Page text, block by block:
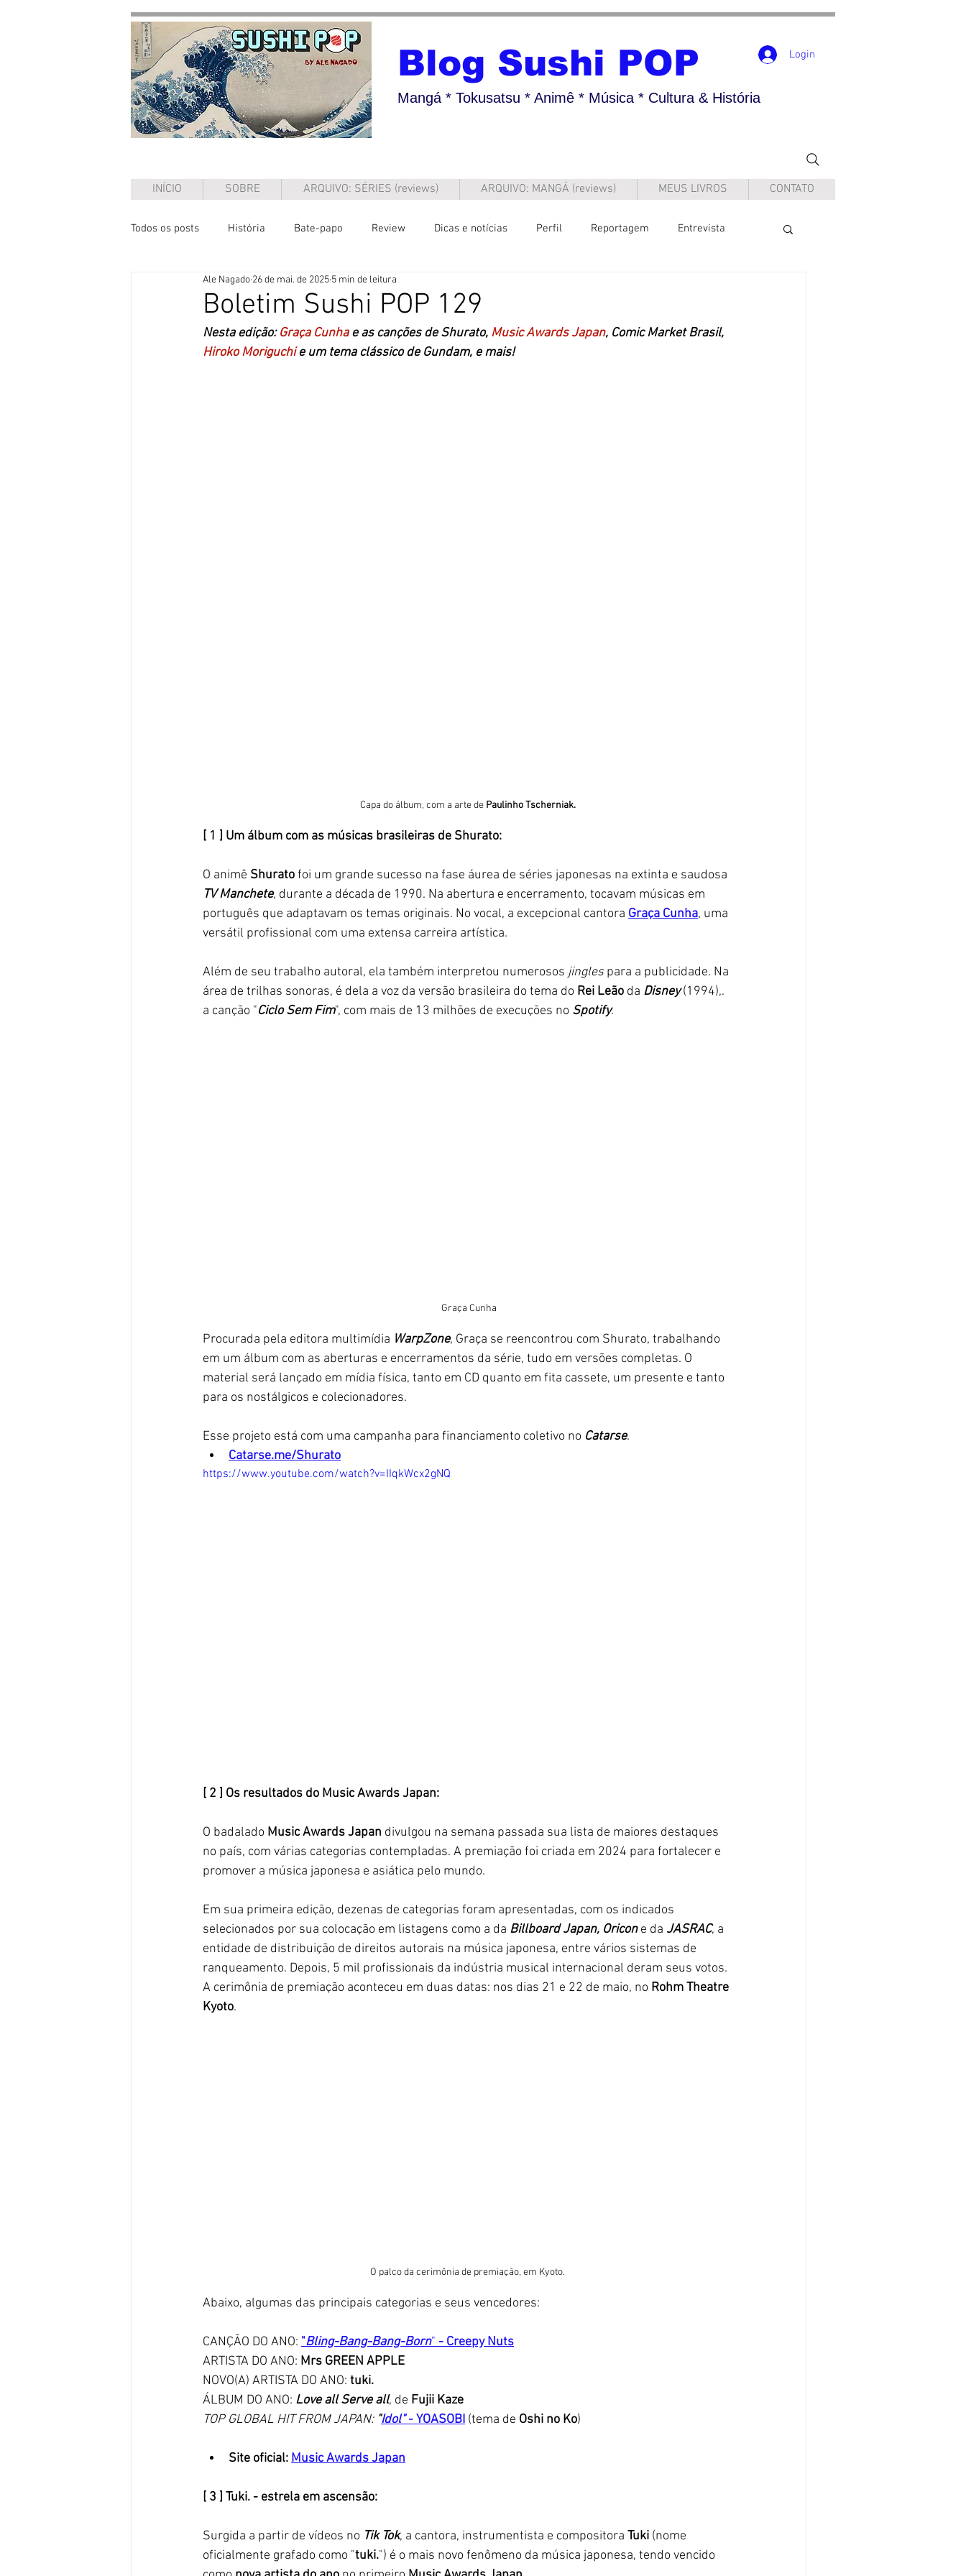
Blog Sushi POP
Mangá * Tokusatsu * Animê * Música * Cultura & História
Login
INÍCIO SOBRE ARQUIVO: SÉRIES (reviews) ARQUIVO: MANGÁ (reviews) MEUS LIVROS CONTATO
Todos os posts História Bate-papo Review Dicas e notícias Perfil Reportagem Entrevista
Boletim Sushi POP 129
Ale Nagado 26 de mai. de 2025 5 min de leitura
Nesta edição: Graça Cunha e as canções de Shurato, Music Awards Japan, Comic Market Brasil,
Hiroko Moriguchi e um tema clássico de Gundam, e mais!
Capa do álbum, com a arte de Paulinho Tscherniak.
[ 1 ] Um álbum com as músicas brasileiras de Shurato:
O animê Shurato foi um grande sucesso na fase áurea de séries japonesas na extinta e saudosa
TV Manchete, durante a década de 1990. Na abertura e encerramento, tocavam músicas em
português que adaptavam os temas originais. No vocal, a excepcional cantora Graça Cunha, uma
versátil profissional com uma extensa carreira artística.
Além de seu trabalho autoral, ela também interpretou numerosos jingles para a publicidade. Na
área de trilhas sonoras, é dela a voz da versão brasileira do tema do Rei Leão da Disney (1994),.
a canção "Ciclo Sem Fim", com mais de 13 milhões de execuções no Spotify.
Graça Cunha
Procurada pela editora multimídia WarpZone, Graça se reencontrou com Shurato, trabalhando
em um álbum com as aberturas e encerramentos da série, tudo em versões completas. O
material será lançado em mídia física, tanto em CD quanto em fita cassete, um presente e tanto
para os nostálgicos e colecionadores.
Esse projeto está com uma campanha para financiamento coletivo no Catarse.
Catarse.me/Shurato
https://www.youtube.com/watch?v=IIqkWcx2gNQ
[ 2 ] Os resultados do Music Awards Japan:
O badalado Music Awards Japan divulgou na semana passada sua lista de maiores destaques
no país, com várias categorias contempladas. A premiação foi criada em 2024 para fortalecer e
promover a música japonesa e asiática pelo mundo.
Em sua primeira edição, dezenas de categorias foram apresentadas, com os indicados
selecionados por sua colocação em listagens como a da Billboard Japan, Oricon e da JASRAC, a
entidade de distribuição de direitos autorais na música japonesa, entre vários sistemas de
ranqueamento. Depois, 5 mil profissionais da indústria musical internacional deram seus votos.
A cerimônia de premiação aconteceu em duas datas: nos dias 21 e 22 de maio, no Rohm Theatre
Kyoto.
O palco da cerimônia de premiação, em Kyoto.
Abaixo, algumas das principais categorias e seus vencedores:
CANÇÃO DO ANO: "Bling-Bang-Bang-Born" - Creepy Nuts
ARTISTA DO ANO: Mrs GREEN APPLE
NOVO(A) ARTISTA DO ANO: tuki.
ÁLBUM DO ANO: Love all Serve all, de Fujii Kaze
TOP GLOBAL HIT FROM JAPAN: "Idol" -YOASOBI (tema de Oshi no Ko)
Site oficial: Music Awards Japan
[ 3 ] Tuki. - estrela em ascensão:
Surgida a partir de vídeos no Tik Tok, a cantora, instrumentista e compositora Tuki (nome
oficialmente grafado como "tuki.") é o mais novo fenômeno da música japonesa, tendo vencido